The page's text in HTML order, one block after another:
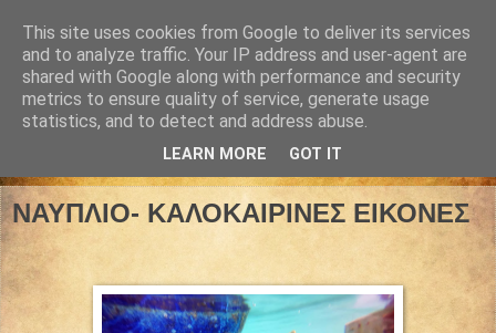
21 Αυγούστου 2021
ΝΑΥΠΛΙΟ- ΚΑΛΟΚΑΙΡΙΝΕΣ ΕΙΚΟΝΕΣ
This site uses cookies from Google to deliver its services
and to analyze traffic. Your IP address and user-agent are
shared with Google along with performance and security
metrics to ensure quality of service, generate usage
statistics, and to detect and address abuse.
LEARN MORE GOT IT